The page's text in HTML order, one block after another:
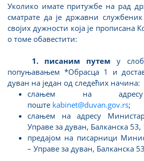
Уколико имате притужбе на рад
сматрате да је државни
својих дужности која је прописана
о томе обавестити:
1. писаним путем у
попуњавањем *Обрасца 1 и
дуван на један од следећих начина:
слањем на адресу
поште kabinet@duvan.gov.rs;
слањем на адресу
Управе за дуван, Балканска 53,
предајом на писарници
– Управе за дуван, Балканска